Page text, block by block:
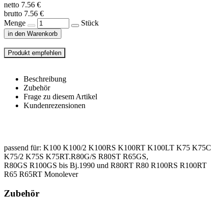
netto 7.56 €
brutto 7.56 €
Menge
Stück
in den Warenkorb
Beschreibung
Zubehör
Frage zu diesem Artikel
Kundenrezensionen
passend für: K100 K100/2 K100RS K100RT K100LT K75 K75C
K75/2 K75S K75RT.R80G/S R80ST R65GS,
R80GS R100GS bis Bj.1990 und R80RT R80 R100RS R100RT
R65 R65RT Monolever
Zubehör